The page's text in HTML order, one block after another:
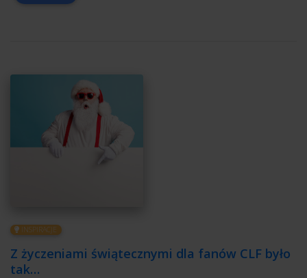
INSPIRACJE
Z życzeniami świątecznymi dla fanów CLF było
tak…